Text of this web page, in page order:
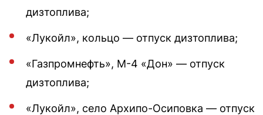
дизтоплива;
«Лукойл», кольцо — отпуск дизтоплива;
«Газпромнефть», М-4 «Дон» — отпуск
дизтоплива;
«Лукойл», село Архипо-Осиповка — отпуск